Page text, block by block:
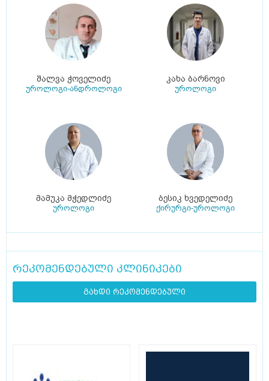
შალვა ჭოველიძე
უროლოგი-ანდროლოგი
კახა ბარნოვი
უროლოგი
მამუკა მჭედლიძე
უროლოგი
ბესიკ ხვედელიძე
ქირურგი-უროლოგი
რეკომენდებული კლინიკები
გახდი რეკომენდებული